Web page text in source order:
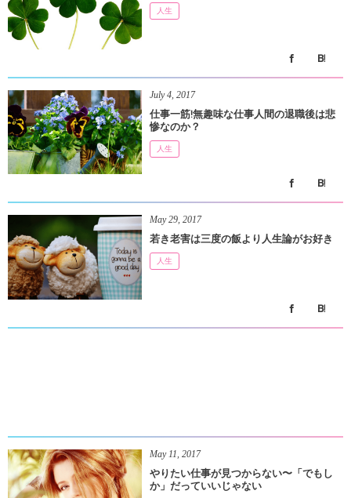
人生
July 4,2017
仕事一筋!無趣味な仕事人間の退職後は悲
惨なのか？
人生
May 29,2017
若き老害は三度の飯より人生論がお好き
人生
May 11,2017
やりたい仕事が見つからない〜「でもし
か」だっていいじゃない